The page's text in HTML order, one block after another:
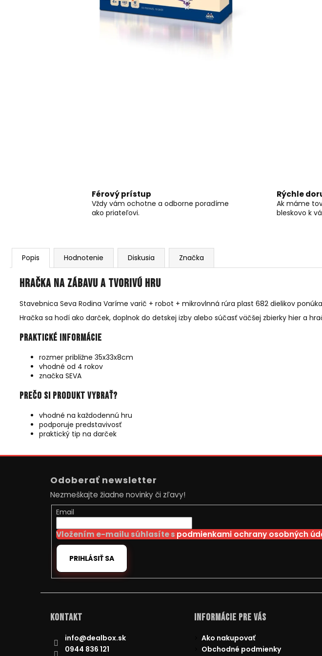
Férový prístup
Vždy vám ochotne a odborne poradíme
ako priateľovi.
Rýchle
Ak máme
bleskovo k
Popis Hodnotenie Diskusia Značka
Hračka na zábavu a tvorivú hru
Stavebnica Seva Rodina Varíme varič + robot + mikrovlnná rúra plast 682 dielikov
Hračka sa hodí ako darček, doplnok do detskej izby alebo súčasť väčšej zbierky hier a
Praktické informácie
rozmer približne 35x33x8cm
vhodné od 4 rokov
značka SEVA
Prečo si produkt vybrať?
vhodné na každodennú hru
podporuje predstavivosť
praktický tip na darček
RC DRIFTOVACIE AUTO HB-DRIFT CAR RC DRIFTOVACIE AUTO HB-
A05
€26
Pôvodne:
Odoberať newsletter
Nezmeškajte žiadne novinky či zľavy!
Email
Vložením e-mailu súhlasíte s podmienkami ochrany osobných
PRIHLÁSIŤ SA
Kontakt
info@dealbox.sk
0944 836 121
Informácie pre Vás
Ako nakupovať
Obchodné podmienky